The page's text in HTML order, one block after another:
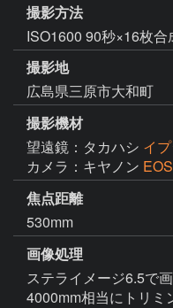
撮影方法
ISO1600 90秒×16枚合
撮影地
広島県三原市大和町
撮影機材
望遠鏡：タカハシ イ
カメラ：キヤノン
焦点距離
530mm
画像処理
ステライメージ6.5で
4000mm相当にトリミ